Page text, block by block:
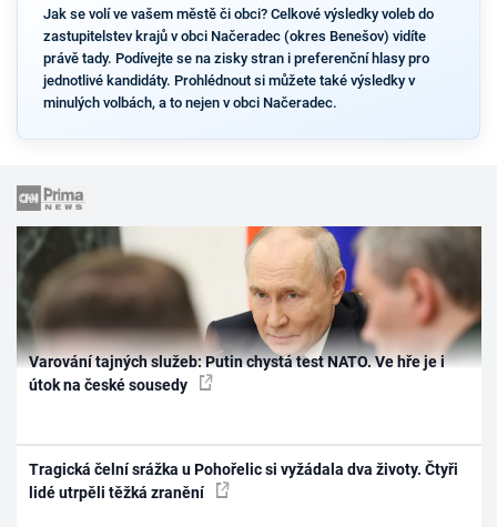
Jak se volí ve vašem městě či obci? Celkové výsledky voleb do
zastupitelstev krajů v obci Načeradec (okres Benešov) vidíte
právě tady. Podívejte se na zisky stran i preferenční hlasy pro
jednotlivé kandidáty. Prohlédnout si můžete také výsledky v
minulých volbách, a to nejen v obci Načeradec.
Varování tajných služeb: Putin chystá test NATO. Ve hře je i
útok na české sousedy
Tragická čelní srážka u Pohořelic si vyžádala dva životy. Čtyři
lidé utrpěli těžká zranění